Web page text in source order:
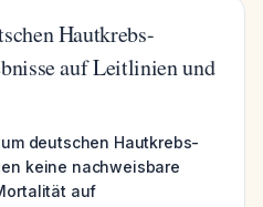
Hautkrebs-
auf Leitlinien und
deutschen Hautkrebs-
keine nachweisbare
auf